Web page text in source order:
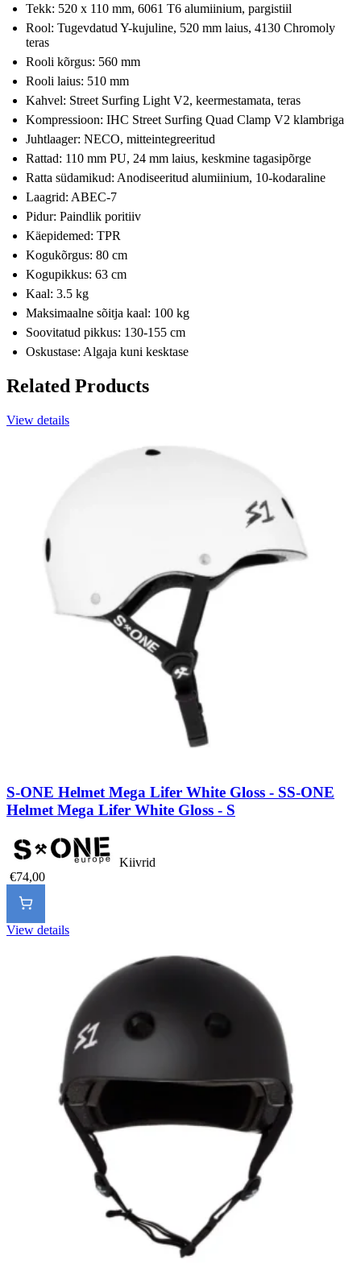
Tekk: 520 x 110 mm, 6061 T6 alumiinium, pargistiil
Rool: Tugevdatud Y-kujuline, 520 mm laius, 4130 Chromoly
teras
Rooli kõrgus: 560 mm
Rooli laius: 510 mm
Kahvel: Street Surfing Light V2, keermestamata, teras
Kompressioon: IHC Street Surfing Quad Clamp V2 klambriga
Juhtlaager: NECO, mitteintegreeritud
Rattad: 110 mm PU, 24 mm laius, keskmine tagasipõrge
Ratta südamikud: Anodiseeritud alumiinium, 10-kodaraline
Laagrid: ABEC-7
Pidur: Paindlik poritiiv
Käepidemed: TPR
Kogukõrgus: 80 cm
Kogupikkus: 63 cm
Kaal: 3.5 kg
Maksimaalne sõitja kaal: 100 kg
Soovitatud pikkus: 130-155 cm
Oskustase: Algaja kuni kesktase
Related Products
View details
S-ONE Helmet Mega Lifer White Gloss - SS-ONE
Helmet Mega Lifer White Gloss - S
Kiivrid
€74,00
View details